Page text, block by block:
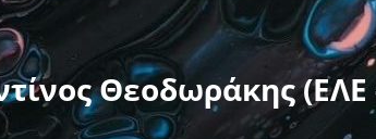
Θεοδωράκης